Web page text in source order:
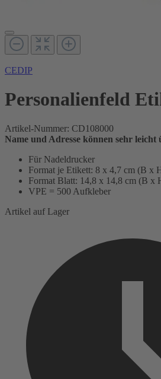
CEDIP
Personalienfeld
Artikel-Nummer: CD108000
Name und Adresse können sehr
Für Nadeldrucker
Format je Etikett: 8 x 4,7 cm (B x
Format Blatt: 14,8 x 14,8 cm (B x
VPE = 500 Aufkleber
Artikel auf Lager